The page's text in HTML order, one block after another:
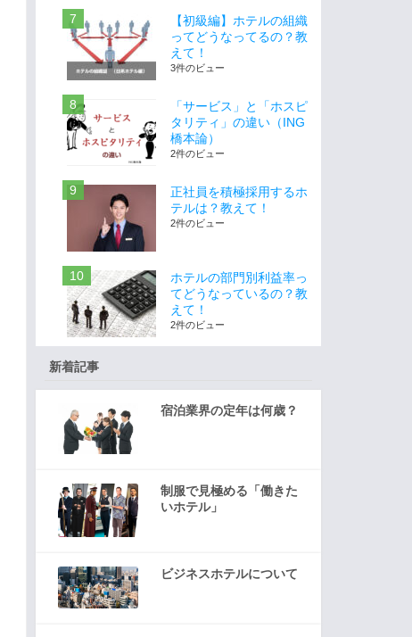
【初級編】ホテルの組織
ってどうなってるの？教
えて！
3件のビュー
「サービス」と「ホスピ
タリティ」の違い（ING
橋本論）
2件のビュー
正社員を積極採用するホ
テルは？教えて！
2件のビュー
ホテルの部門別利益率っ
てどうなっているの？教
えて！
2件のビュー
新着記事
宿泊業界の定年は何歳？
制服で見極める「働きた
いホテル」
ビジネスホテルについて